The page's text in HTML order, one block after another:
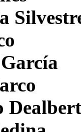
Dealbert